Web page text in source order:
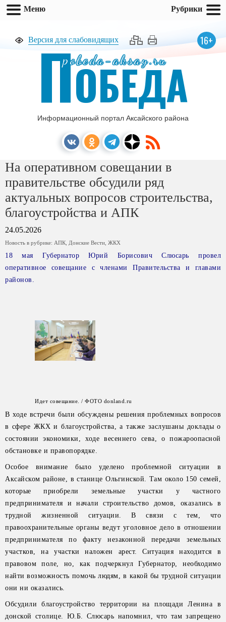
Версия для слабовидящих 16+
pobeda-aksay.ru
ПОБЕДА
Информационный портал Аксайского района
На оперативном совещании в
правительстве обсудили ряд
актуальных вопросов строительства,
благоустройства и АПК
24.05.2026
Новость в рубрике: АПК Донские Вести ЖКХ
18 мая Губернатор Юрий Борисович Слюсарь провел
оперативное совещание с членами Правительства и главами
районов.
Идет совещание. / ФОТО donland.ru
В ходе встречи были обсуждены решения проблемных вопросов
в сфере ЖКХ и благоустройства, а также заслушаны доклады о
состоянии экономики, ходе весеннего сева, о пожароопасной
обстановке и правопорядке.
Особое внимание было уделено проблемной ситуации в
Аксайском районе, в станице Ольгинской. Там около 150 семей,
которые приобрели земельные участки у частного
предпринимателя и начали строительство домов, оказались в
трудной жизненной ситуации. В связи с тем, что
правоохранительные органы ведут уголовное дело в отношении
предпринимателя по факту незаконной передачи земельных
участков, на участки наложен арест. Ситуация находится в
правовом поле, но, как подчеркнул Губернатор, необходимо
найти возможность помочь людям, в какой бы трудной ситуации
они ни оказались.
Обсудили благоустройство территории на площади Ленина в
донской столице. Ю.Б. Слюсарь напомнил, что там запрещено
Меню Рубрики